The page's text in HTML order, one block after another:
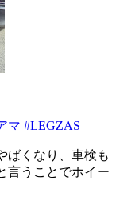
マ #LEGZAS
ばくなり、車検も
言うことでホイー